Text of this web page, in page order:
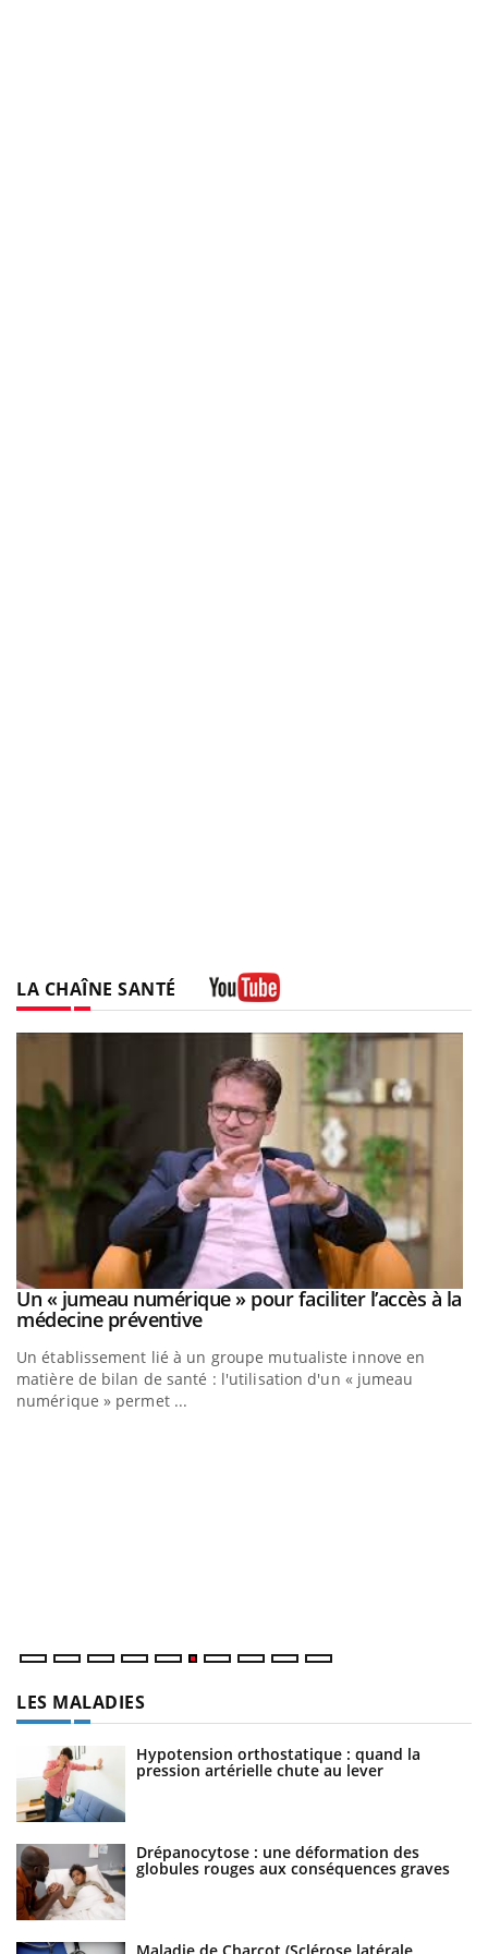
LA CHAÎNE SANTÉ
Youtube
Un « jumeau numérique » pour faciliter l’accès à la
médecine préventiveYoutube
Un établissement lié à un groupe mutualiste innove en
matière de bilan de santé : l'utilisation d'un « jumeau
numérique » permet ...
LES MALADIES
Hypotension orthostatique : quand la
pression artérielle chute au lever
Drépanocytose : une déformation des
globules rouges aux conséquences graves